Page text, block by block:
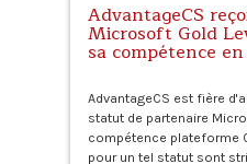
AdvantageCS
Microsoft Gold
sa compétence
AdvantageCS est fière
statut de partenaire
compétence plateforme
pour un tel statut sont